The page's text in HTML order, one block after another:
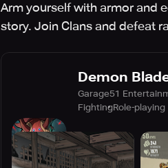
Arm yourself with armor and
story. Join Clans and defeat
Demon
Garage51
FightingRole-playing